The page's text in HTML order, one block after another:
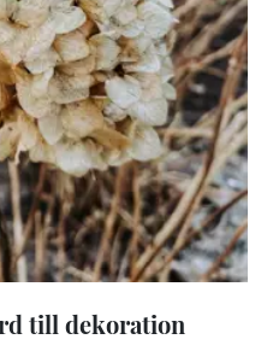
till dekoration